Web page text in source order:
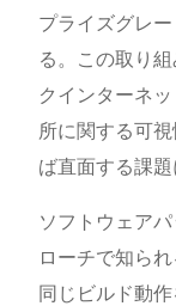
プライズグレ
る。この取り
クインターネ
所に関する可
ば直面する課
ソフトウェア
ローチで知ら
同じビルド動